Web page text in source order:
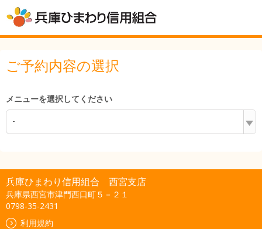
ご予約内容の選択
メニューを選択してください
-
兵庫ひまわり信用組合 西宮支店
兵庫県西宮市津門西口町５－２１
0798-35-2431
利用規約